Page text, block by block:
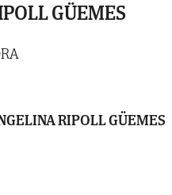
GÜEMES
RIPOLL GÜEMES